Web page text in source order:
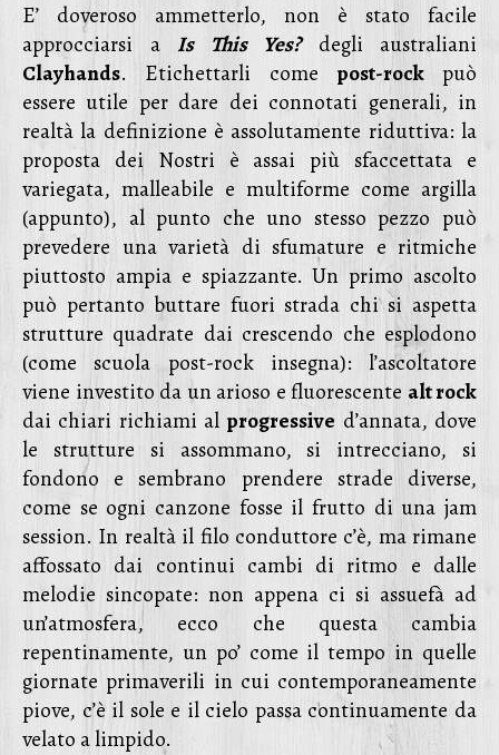
E’ doveroso ammetterlo, non è stato facile
approcciarsi a Is This Yes?degli australiani
Clayhands. Etichettarli come post-rockpuò
essere utile per dare dei connotati generali, in
realtà la definizione è assolutamente riduttiva: la
proposta dei Nostri è assai più sfaccettata e
variegata, malleabile e multiforme come argilla
(appunto), al punto che uno stesso pezzo può
prevedere una varietà di sfumature e ritmiche
piuttosto ampia e spiazzante. Un primo ascolto
può pertanto buttare fuori strada chi si aspetta
strutture quadrate dai crescendo che esplodono
(come scuola post-rock insegna): l’ascoltatore
viene investito da un arioso e fluorescente alt rock
dai chiari richiami alprogressive d’annata, dove
le strutture si assommano, si intrecciano, si
fondono e sembrano prendere strade diverse,
come se ogni canzone fosse il frutto di una jam
session. In realtà il filo conduttore c’è, ma rimane
affossato dai continui cambi di ritmo e dalle
melodie sincopate: non appena ci si assuefà ad
un’atmosfera, ecco che questa cambia
repentinamente, un po’ come il tempo in quelle
giornate primaverili in cui contemporaneamente
piove, c’è il sole e il cielo passa continuamente da
velato a limpido.